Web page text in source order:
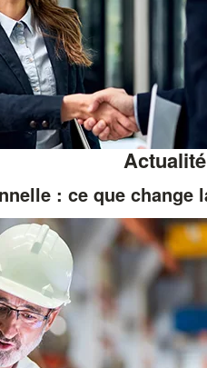
: ce que change